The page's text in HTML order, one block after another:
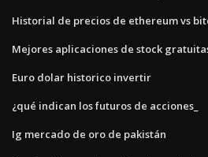
Historial de precios de ethereum vs
Mejores aplicaciones de stock
Euro dolar historico invertir
¿qué indican los futuros de acciones_
Ig mercado de oro de pakistán